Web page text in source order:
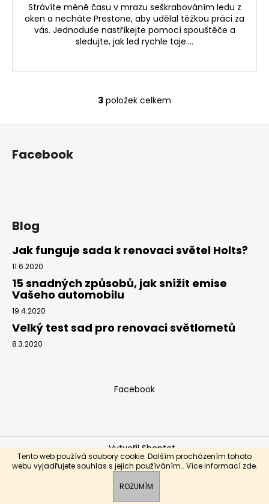
Tento web používá soubory cookie. Dalším procházením tohoto
webu vyjadřujete souhlas s jejich používáním.. Více informací zde.
ROZUMÍM
Strávíte méně času v mrazu seškrabováním ledu z
oken a necháte Prestone, aby udělal těžkou práci za
vás. Jednoduše nastříkejte pomocí spouštěče a
sledujte, jak led rychle taje....
O
v
k
v
ý
s
3 položek celkem
Z
Facebook
Blog
Jak funguje sada k renovaci světel Holts?
11.6.2020
15 snadných způsobů, jak snížit emise
Vašeho automobilu
19.4.2020
Velký test sad pro renovaci světlometů
8.3.2020
Facebook
Vytvořil Shoptet
Copyright 2026Bestforcars.cz. Všechna práva